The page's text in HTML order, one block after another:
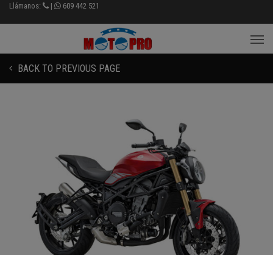
Llámanos: | 609 442 521
BACK TO PREVIOUS PAGE